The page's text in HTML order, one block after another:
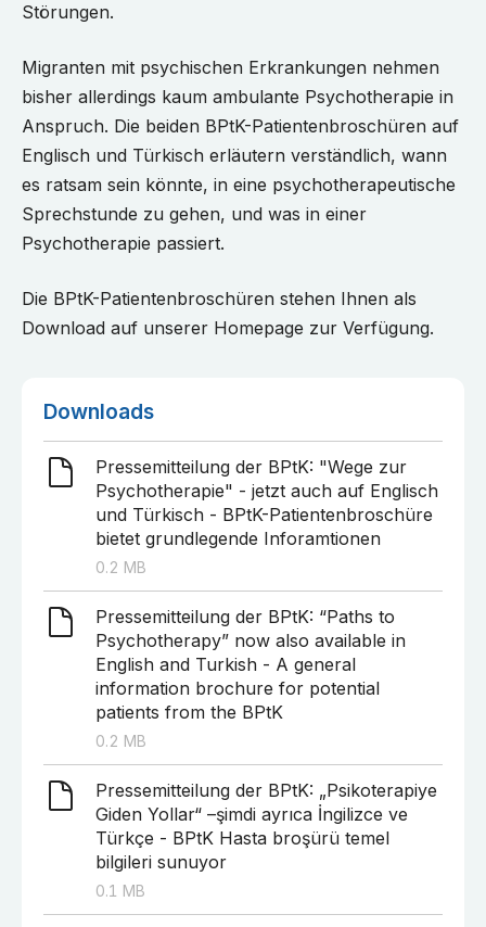
Störungen.
Migranten mit psychischen Erkrankungen nehmen
bisher allerdings kaum ambulante Psychotherapie in
Anspruch. Die beiden BPtK-Patientenbroschüren auf
Englisch und Türkisch erläutern verständlich, wann
es ratsam sein könnte, in eine psychotherapeutische
Sprechstunde zu gehen, und was in einer
Psychotherapie passiert.
Die BPtK-Patientenbroschüren stehen Ihnen als
Download auf unserer Homepage zur Verfügung.
Downloads
Pressemitteilung der BPtK: "Wege zur
Psychotherapie" - jetzt auch auf Englisch
und Türkisch - BPtK-Patientenbroschüre
bietet grundlegende Inforamtionen
0.2 MB
Pressemitteilung der BPtK: “Paths to
Psychotherapy” now also available in
English and Turkish - A general
information brochure for potential
patients from the BPtK
0.2 MB
Pressemitteilung der BPtK: „Psikoterapiye
Giden Yollar“ –şimdi ayrıca İngilizce ve
Türkçe - BPtK Hasta broşürü temel
bilgileri sunuyor
0.1 MB